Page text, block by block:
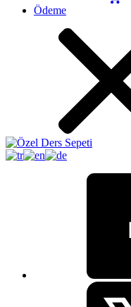
Ödeme